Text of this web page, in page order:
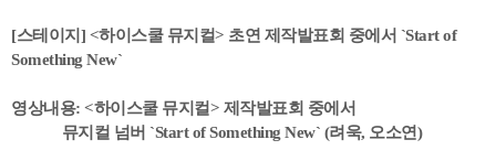
[스테이지] <하이스쿨 뮤지컬> 초연 제작발표회 중에서 `Start of
Something New`
영상내용: <하이스쿨 뮤지컬> 제작발표회 중에서
뮤지컬 넘버 `Start of Something New` (려욱, 오소연)